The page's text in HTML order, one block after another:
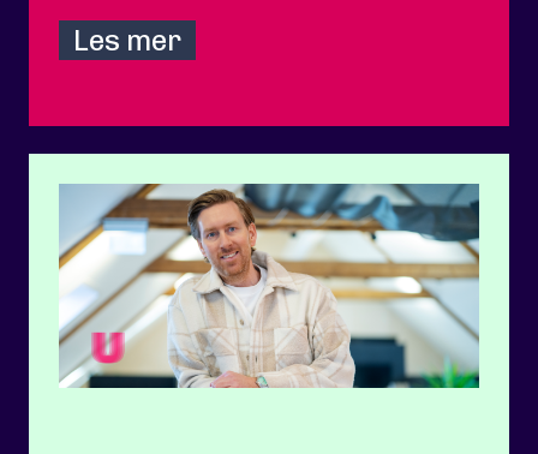
Les mer